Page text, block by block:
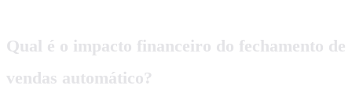
Qual é o impacto financeiro do fechamento de
vendas automático?